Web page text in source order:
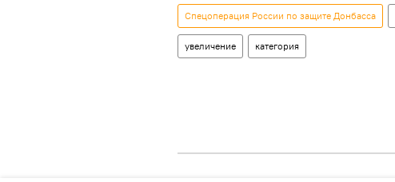
Спецоперация России по защите Донбасса
увеличение категория